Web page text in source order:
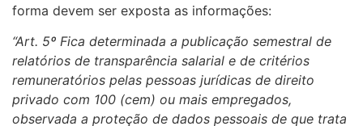
forma devem ser exposta as informações:
“Art. 5º Fica determinada a publicação semestral de
relatórios de transparência salarial e de critérios
remuneratórios pelas pessoas jurídicas de direito
privado com 100 (cem) ou mais empregados,
observada a proteção de dados pessoais de que trata